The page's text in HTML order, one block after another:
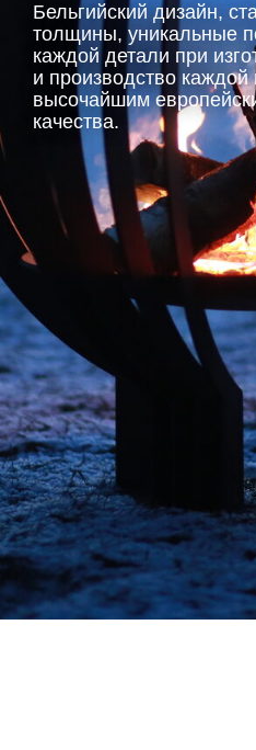
Бельгийский дизайн,
толщины, уникальные
каждой детали при
и производство
высочайшим
качества.